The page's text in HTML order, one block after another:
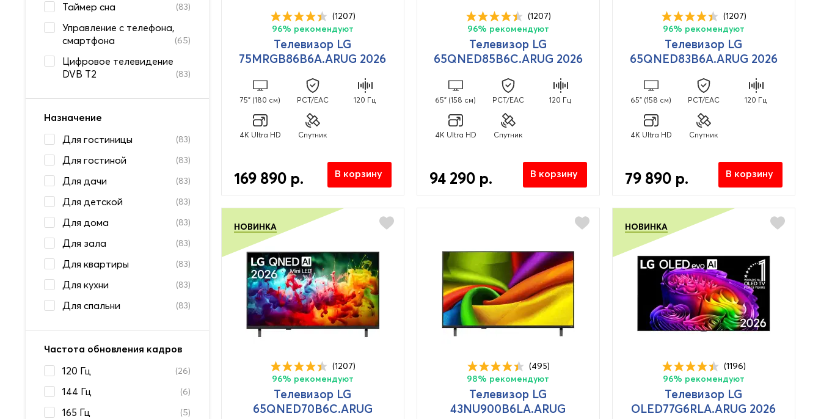
Таймер сна (83)
Управление с телефона,
смартфона
(65)
Цифровое телевидение
DVB T2
(83)
Назначение
Для гостиницы
(83)
Для гостиной (83)
Для дачи (83)
Для детской (83)
Для дома (83)
Для зала (83)
Для квартиры (83)
Для кухни (83)
Для спальни (83)
Частота обновления кадров
120 Гц
(26)
144 Гц (6)
165 Гц (5)
(1207)
96% рекомендуют
Телевизор LG
75MRGB86B6A.ARUG 2026
75" (180 см) PCT/EAC 120 Гц
4K Ultra HD Спутник
169 890 р. В корзину
(1207)
96% рекомендуют
Телевизор LG
65QNED85B6C.ARUG 2026
65" (158 см) PCT/EAC 120 Гц
4K Ultra HD Спутник
94 290 р. В корзину
(1207)
96% рекомендуют
Телевизор LG
65QNED83B6A.ARUG 2026
65" (158 см) PCT/EAC 120 Гц
4K Ultra HD Спутник
79 890 р. В корзину
НОВИНКА
(1207)
96% рекомендуют
Телевизор LG
65QNED70B6C.ARUG
(495)
98% рекомендуют
Телевизор LG
43NU900B6LA.ARUG
НОВИНКА
(1196)
96% рекомендуют
Телевизор LG
OLED77G6RLA.ARUG 2026